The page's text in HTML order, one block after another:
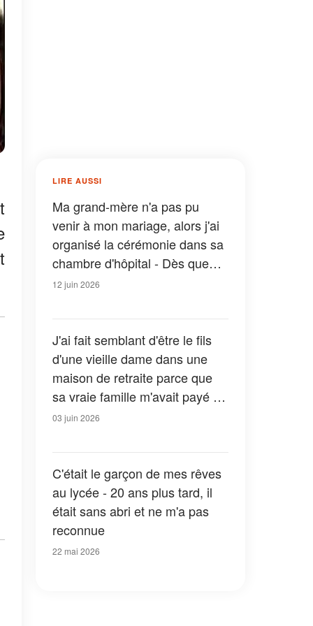
LIRE AUSSI
Ma grand-mère n'a pas pu
venir à mon mariage, alors j'ai
organisé la cérémonie dans sa
chambre d'hôpital - Dès que
nous sommes entrés, mon mari
t'épouse. »
12 juin 2026
J'ai fait semblant d'être le fils
d'une vieille dame dans une
maison de retraite parce que
sa vraie famille m'avait payé –
Après son décès, le
demande »
03 juin 2026
C'était le garçon de mes rêves
au lycée - 20 ans plus tard, il
était sans abri et ne m'a pas
reconnue
22 mai 2026